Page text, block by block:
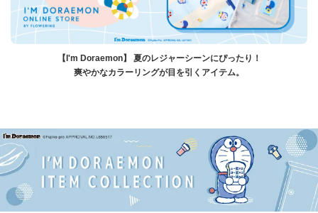
【I'm Doraemon】 夏のレジャーシーンにぴったり！
爽やかなカラーリングが目を引くアイテム。